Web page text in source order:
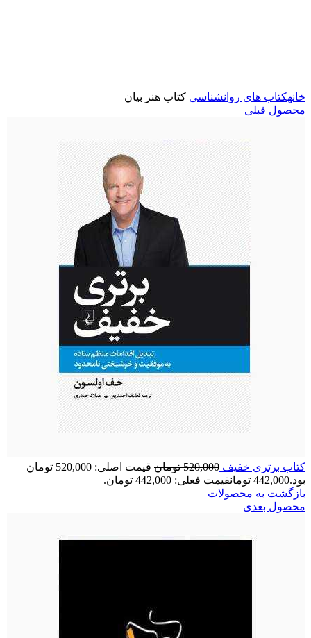
خانهکتاب های روانشناسی کتاب هنر بیان
محصول قبلی
کتاب برتری خفیف 520,000 تومان
قیمت اصلی: 520,000 تومان
بود.442,000 تومانقیمت فعلی: 442,000 تومان.
بازگشت به محصولات
محصول بعدی